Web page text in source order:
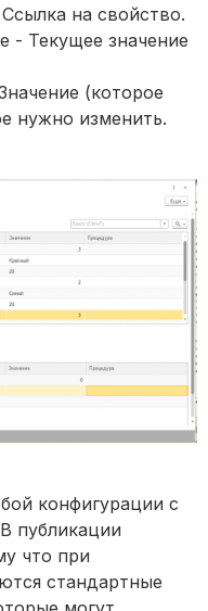
на свойство.
- Текущее значение
(которое
нужно изменить.
конфигурации с
публикации
что при
стандартные